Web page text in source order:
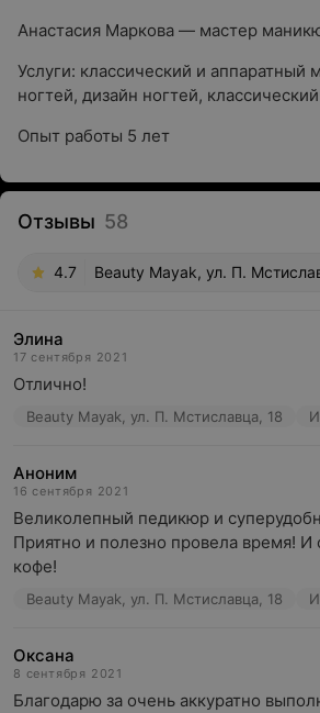
Анастасия Маркова — мастер
Услуги: классический и аппаратный
ногтей, дизайн ногтей,
Опыт работы 5 лет
Отзывы 58
4.7 Beauty Mayak, ул. П.
Элина
17 сентября 2021
Отлично!
Beauty Mayak, ул. П. Мстиславца, 18
Аноним
16 сентября 2021
Великолепный педикюр и
Приятно и полезно провела время! И
кофе!
Beauty Mayak, ул. П. Мстиславца, 18
Оксана
8 сентября 2021
Благодарю за очень аккуратно